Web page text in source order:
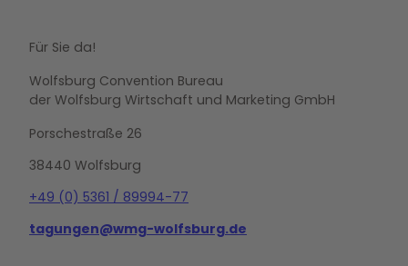
Für Sie da!
Wolfsburg Convention Bureau
der Wolfsburg Wirtschaft und Marketing GmbH
Porschestraße 26
38440 Wolfsburg
+49 (0) 5361 / 89994-77
tagungen@wmg-wolfsburg.de